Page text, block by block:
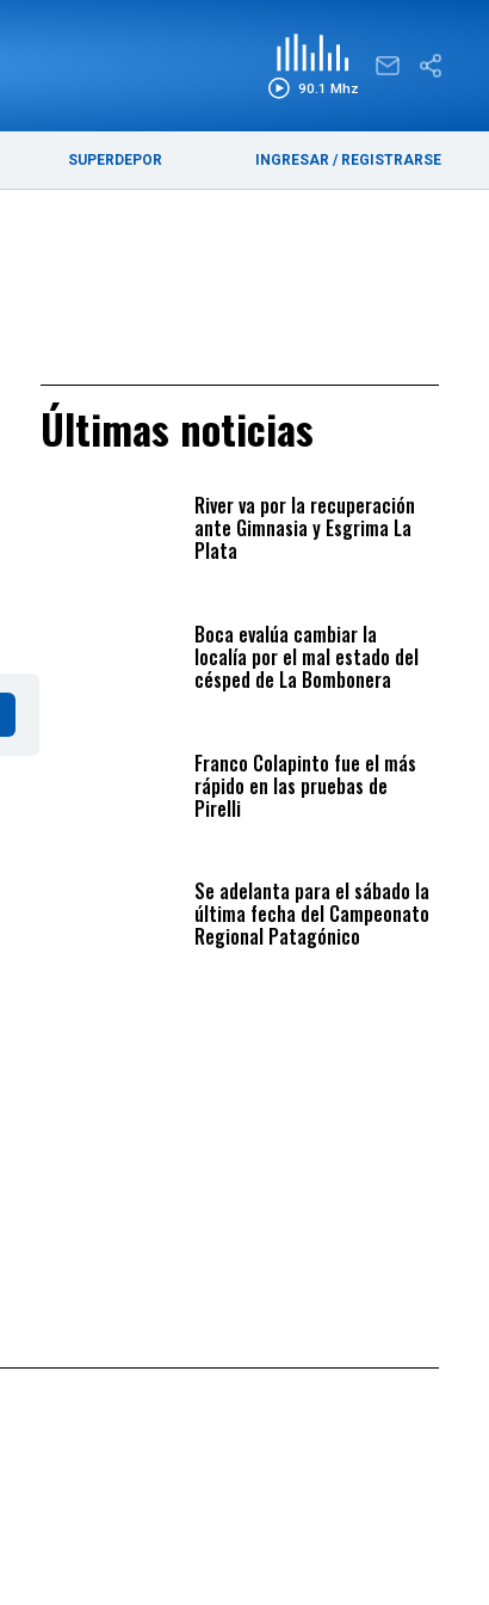
90.1 Mhz
SUPERDEPOR INGRESAR / REGISTRARSE
Últimas noticias
River va por la recuperación
ante Gimnasia y Esgrima La
Plata
Boca evalúa cambiar la
localía por el mal estado del
césped de La Bombonera
Franco Colapinto fue el más
rápido en las pruebas de
Pirelli
Se adelanta para el sábado la
última fecha del Campeonato
Regional Patagónico